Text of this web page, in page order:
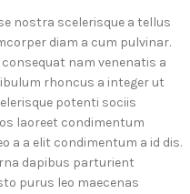
nostra scelerisque a tellus
diam a cum pulvinar.
nam venenatis a
rhoncus a integer ut
potenti sociis
laoreet condimentum
a a elit condimentum a id dis.
dapibus parturient
purus leo maecenas